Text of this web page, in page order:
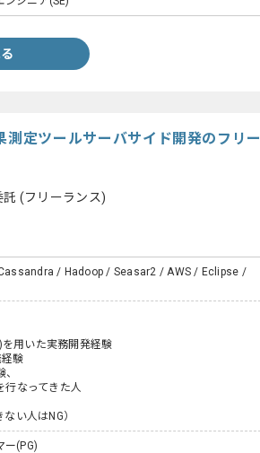
定ツールサーバサイド開発のフリー
託 (フリーランス)
/ Hadoop / Seasar2 / AWS / Eclipse /
用いた実務開発経験
験
なってきた人
い人はNG）
ー(PG)